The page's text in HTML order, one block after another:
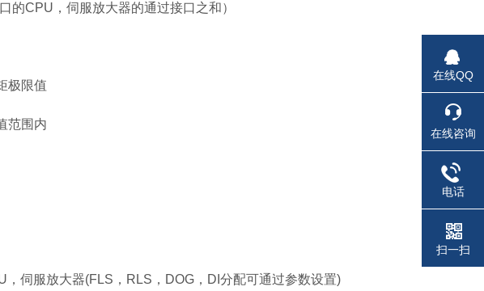
的CPU，伺服放大器的通过接口之和）
极限值
范围内
伺服放大器(FLS，RLS，DOG，DI分配可通过参数设置)
在线QQ
在线咨询
电话
扫一扫